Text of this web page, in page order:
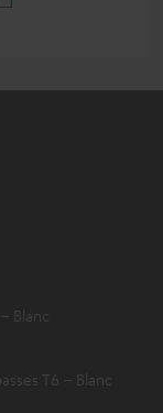
Blanc
T6 – Blanc